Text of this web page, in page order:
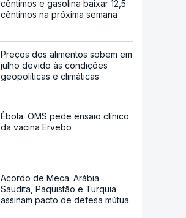
cêntimos e gasolina baixar 12,5
cêntimos na próxima semana
Preços dos alimentos sobem em
julho devido às condições
geopolíticas e climáticas
Ébola. OMS pede ensaio clínico
da vacina Ervebo
Acordo de Meca. Arábia
Saudita, Paquistão e Turquia
assinam pacto de defesa mútua